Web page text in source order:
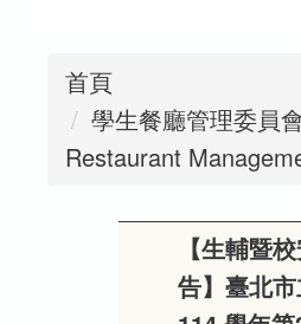
首頁
學生餐廳管理委員
Restaurant
【生輔暨
告】臺北